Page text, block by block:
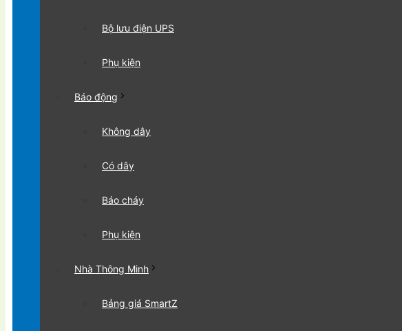
Bộ lưu điện UPS
Phụ kiện
Báo động
Không dây
Có dây
Báo cháy
Phụ kiện
Nhà Thông Minh
Bảng giá SmartZ